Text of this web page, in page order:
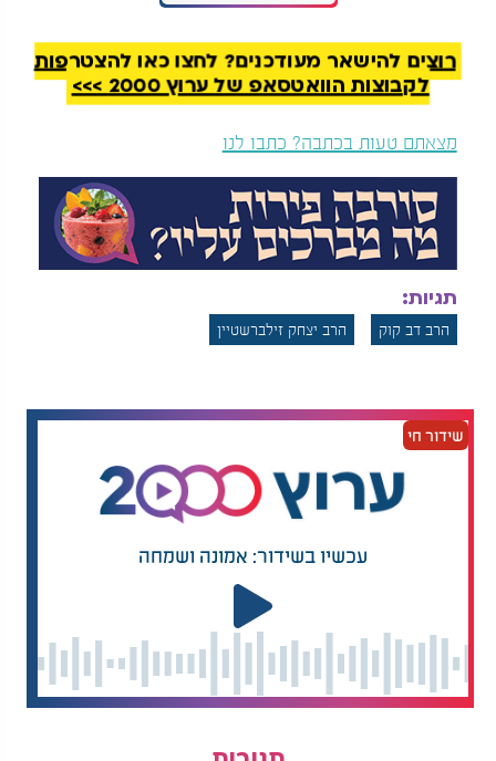
אַל בְּאַפְּךָ תוֹכִיחֵנִי וְאַל בַּחֲמָתְךָ תְיַסְּרֵנִי. (ג) חָנֵּנִי יְהוָה כִּי
אֻמְלַל אָנִי רְפָאֵנִי יְהוָה כִּי נִבְהֲלוּ עֲצָמָי. (ד) וְנַפְשִׁי נִבְהֲלָה
מְאֹד ואת (וְאַתָּה) יְהוָה עַד מָתָי. (ה) שׁוּבָה יְהוָה חַלְּצָה
נַפְשִׁי הוֹשִׁיעֵנִי לְמַעַן חַסְדֶּךָ. (ו) כִּי אֵין בַּמָּוֶת זִכְרֶךָ בִּשְׁאוֹל
מִי יוֹדֶה לָּךְ. (ז) יָגַעְתִּי בְּאַנְחָתִי אַשְׂחֶה בְכָל לַיְלָה מִטָּתִי
בְּדִמְעָתִי עַרְשִׂי אַמְסֶה. (ח) עָשְׁשָׁה מִכַּעַס עֵינִי עָתְקָה בְּכָל
צוֹרְרָי. (ט) סוּרוּ מִמֶּנִּי כָּל פֹּעֲלֵי אָוֶן כִּי שָׁמַע יְהוָה קוֹל בִּכְיִי.
(י) שָׁמַע יְהוָה תְּחִנָּתִי יְהוָה תְּפִלָּתִי יִקָּח. (יא) יֵבֹשׁוּ וְיִבָּהֲלוּ
מְאֹד כָּל אֹיְבָי יָשֻׁבוּ יֵבֹשׁוּ רָגַע.
רוצים להישאר מעודכנים? לחצו כאן להצטרפות
לקבוצות הוואטסאפ של ערוץ 2000 >>>
מצאתם טעות בכתבה? כתבו לנו
תגיות:
הרב דב קוק הרב יצחק זילברשטיין
שידור חי
עכשיו בשידור: אמונה ושמחה